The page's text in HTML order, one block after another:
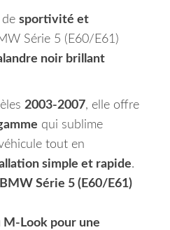
sportivité et
Série 5 (E60/E61)
noir brillant
2003-2007, elle offre
qui sublime
tout en
simple et rapide.
Série 5 (E60/E61)
M-Look pour une